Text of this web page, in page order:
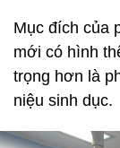
Mục đích của
mới có hình
trọng hơn là
niệu sinh dục.